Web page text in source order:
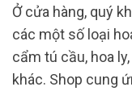
Ở cửa hàng, quý
các một số loại
cẩm tú cầu, hoa
khác. Shop cung